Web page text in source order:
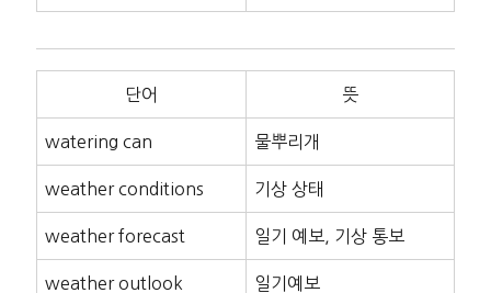
단어 뜻
watering can 물뿌리개
weather conditions 기상 상태
weather forecast 일기 예보, 기상 통보
weather outlook 일기예보